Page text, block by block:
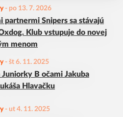
- po 13. 7. 2026
partnermi Snipers sa stávajú
Klub vstupuje do novej
menom
- št 6. 11. 2025
B očami Jakuba
Hlavačku
- ut 4. 11. 2025